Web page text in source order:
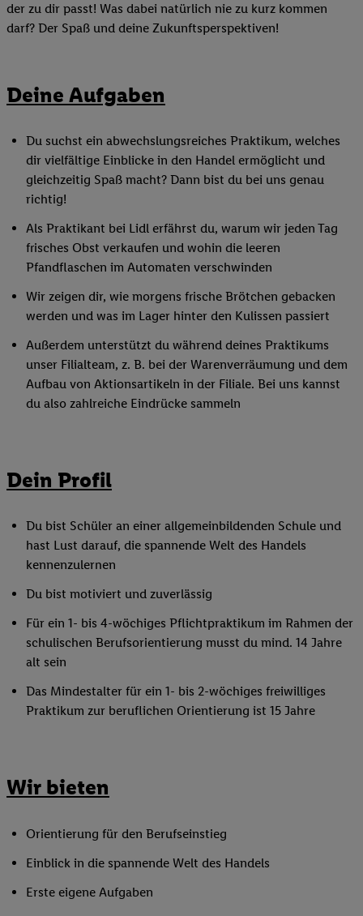
der zu dir passt! Was dabei natürlich nie zu kurz kommen
darf? Der Spaß und deine Zukunftsperspektiven!
Deine Aufgaben
Du suchst ein abwechslungsreiches Praktikum, welches
dir vielfältige Einblicke in den Handel ermöglicht und
gleichzeitig Spaß macht? Dann bist du bei uns genau
richtig!
Als Praktikant bei Lidl erfährst du, warum wir jeden Tag
frisches Obst verkaufen und wohin die leeren
Pfandflaschen im Automaten verschwinden
Wir zeigen dir, wie morgens frische Brötchen gebacken
werden und was im Lager hinter den Kulissen passiert
Außerdem unterstützt du während deines Praktikums
unser Filialteam, z. B. bei der Warenverräumung und dem
Aufbau von Aktionsartikeln in der Filiale. Bei uns kannst
du also zahlreiche Eindrücke sammeln
Dein Profil
Du bist Schüler an einer allgemeinbildenden Schule und
hast Lust darauf, die spannende Welt des Handels
kennenzulernen
Du bist motiviert und zuverlässig
Für ein 1- bis 4-wöchiges Pflichtpraktikum im Rahmen der
schulischen Berufsorientierung musst du mind. 14 Jahre
alt sein
Das Mindestalter für ein 1- bis 2-wöchiges freiwilliges
Praktikum zur beruflichen Orientierung ist 15 Jahre
Wir bieten
Orientierung für den Berufseinstieg
Einblick in die spannende Welt des Handels
Erste eigene Aufgaben